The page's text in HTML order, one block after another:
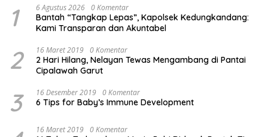
1 6 Agustus 2026 0 Komentar
Bantah “Tangkap Lepas”, Kapolsek Kedungkandang:
Kami Transparan dan Akuntabel
2 16 Maret 2019 0 Komentar
2 Hari Hilang, Nelayan Tewas Mengambang di Pantai
Cipalawah Garut
3 16 Desember 2019 0 Komentar
6 Tips for Baby’s Immune Development
16 Maret 2019 0 Komentar